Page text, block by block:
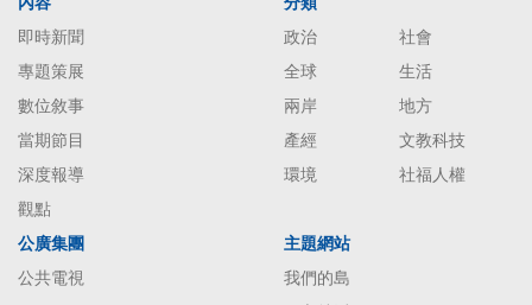
即時新聞
專題策展
數位敘事
當期節目
深度報導
觀點
政治
社會
全球
生活
兩岸
地方
產經
文教科技
環境
社福人權
公廣集團
公共電視
主題網站
我們的島